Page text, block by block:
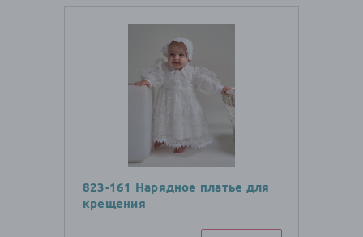
823-161 Нарядное платье для
крещения